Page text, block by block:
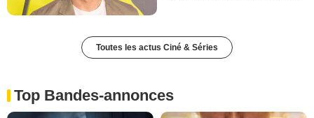
Toutes les actus Ciné & Séries
Top Bandes-annonces